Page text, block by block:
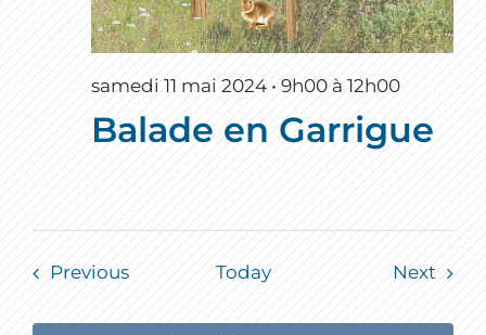
samedi 11 mai 2024 • 9h00 à 12h00
Balade en Garrigue
PreviousEvents Today Next